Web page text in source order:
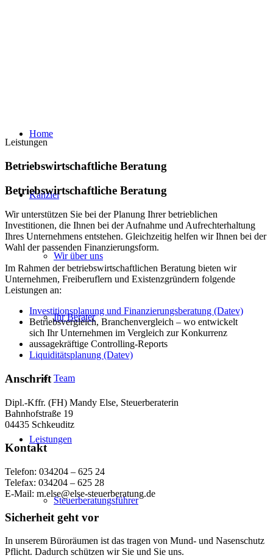
Home
Kanzlei
Wir über uns
Ihr Berater
Team
Leistungen
Steuerberatungsführer
Leistungen
Betriebswirtschaftliche Beratung
Betriebswirtschaftliche Beratung
Wir unterstützen Sie bei der Planung Ihrer betrieblichen
Investitionen, die Ihnen bei der Aufnahme und Aufrechterhaltung
Ihres Unternehmens entstehen. Gleichzeitig helfen wir Ihnen bei der
Wahl der passenden Finanzierungsform.
Im Rahmen der betriebswirtschaftlichen Beratung bieten wir
Unternehmen, Freiberuflern und Existenzgründern folgende
Leistungen an:
Investitionsplanung und Finanzierungsberatung (Datev)
Betriebsvergleich, Branchenvergleich – wo entwickelt
sich Ihr Unternehmen im Vergleich zur Konkurrenz
aussagekräftige Controlling-Reports
Liquiditätsplanung (Datev)
Anschrift
Dipl.-Kffr. (FH) Mandy Else, Steuerberaterin
Bahnhofstraße 19
04435 Schkeuditz
Kontakt
Telefon: 034204 – 625 24
Telefax: 034204 – 625 28
E-Mail: m.else@else-steuerberatung.de
Sicherheit geht vor
In unserem Büroräumen ist das tragen von Mund- und Nasenschutz
Pflicht. Dadurch schützen wir Sie und Sie uns.